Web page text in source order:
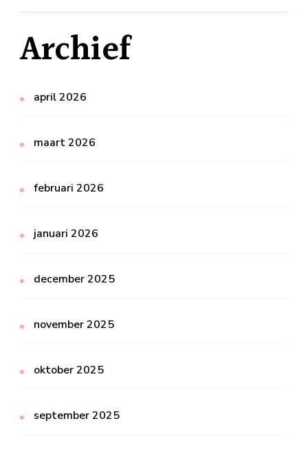
Archief
april 2026
maart 2026
februari 2026
januari 2026
december 2025
november 2025
oktober 2025
september 2025